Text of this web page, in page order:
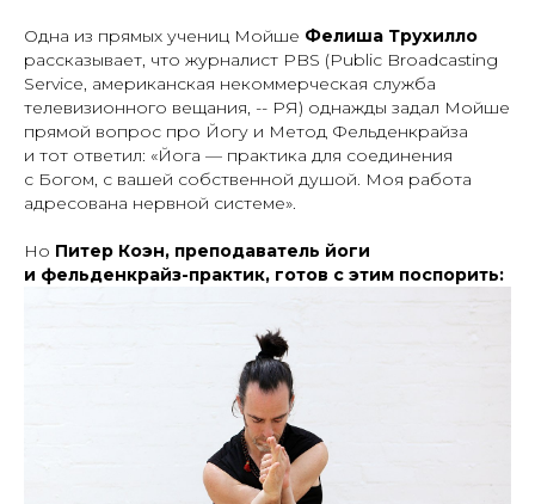
Одна из прямых учениц Мойше Фелиша Трухилло
рассказывает, что журналист PBS (Public Broadcasting
Service, американская некоммерческая служба
телевизионного вещания, -- РЯ) однажды задал Мойше
прямой вопрос про Йогу и Метод Фельденкрайза
и тот ответил: «Йога — практика для соединения
с Богом, с вашей собственной душой. Моя работа
адресована нервной системе».
Но Питер Коэн, преподаватель йоги
и фельденкрайз-практик, готов с этим поспорить: